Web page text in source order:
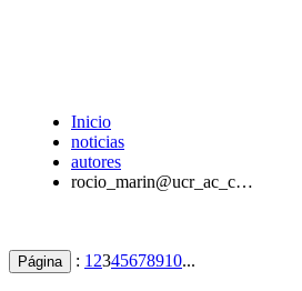
Inicio
noticias
autores
rocio_marin@ucr_ac_c…
Página : 1 2345678910...